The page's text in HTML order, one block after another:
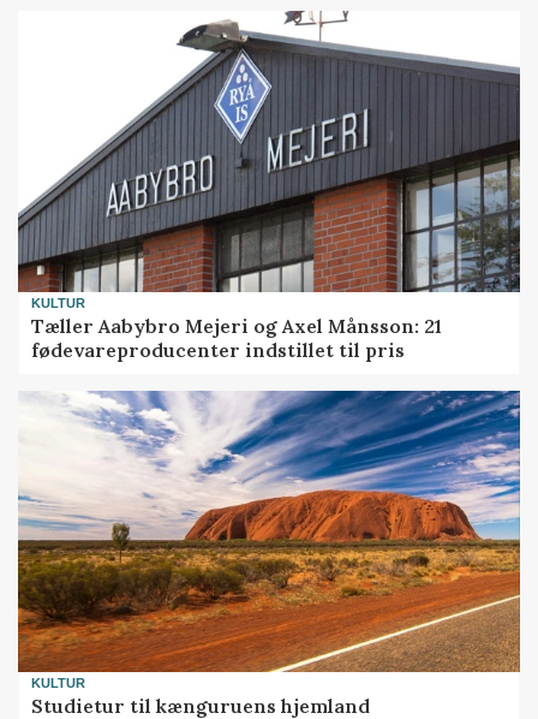
KULTUR
Tæller Aabybro Mejeri og Axel Månsson: 21
fødevareproducenter indstillet til pris
KULTUR
Studietur til kænguruens hjemland